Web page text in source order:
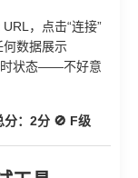
，点击“连接”
何数据展示
时状态——不好意
：2分 🚫 F级